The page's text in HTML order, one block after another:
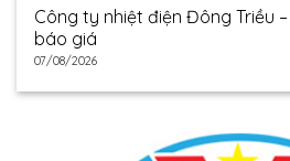
Công ty nhiệt điện Đông Triều
báo giá
07/08/2026